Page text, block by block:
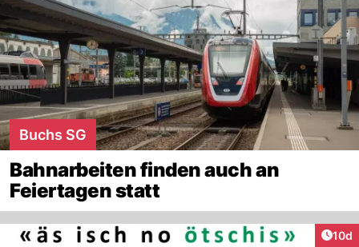
Buchs SG
Bahnarbeiten finden auch an
Feiertagen statt
10d